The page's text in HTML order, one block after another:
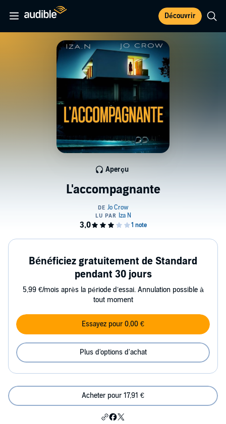
Découvrir
L'accompagnante
Aperçu
Bénéficiez gratuitement de Standard
pendant 30 jours
5,99 €/mois après la période d’essai. Annulation possible à
tout moment
Essayez pour 0,00 €
Plus d'options d'achat
Acheter pour 17,91 €